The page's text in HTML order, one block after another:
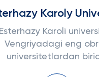
Karoly
Esterhazy Karoli
Vengriyadagi eng
universitetlardan